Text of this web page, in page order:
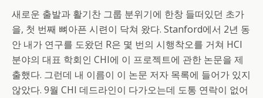
새로운 출발과 활기찬 그룹 분위기에 한창 들떠있던 초가
을, 첫 번째 뼈아픈 시련이 닥쳐 왔다. Stanford에서 2년 동
안 내가 연구를 도왔던 R은 몇 번의 시행착오를 거쳐 HCI
분야의 대표 학회인 CHI에 이 프로젝트에 관한 논문을 제
출했다. 그런데 내 이름이 이 논문 저자 목록에 들어가 있지
않았다. 9월 CHI 데드라인이 다가오는데 도통 연락이 없어